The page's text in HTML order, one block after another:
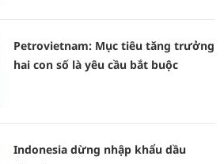
Petrovietnam: Mục tiêu tăng trưởng
hai con số là yêu cầu bắt buộc
Indonesia dừng nhập khẩu dầu